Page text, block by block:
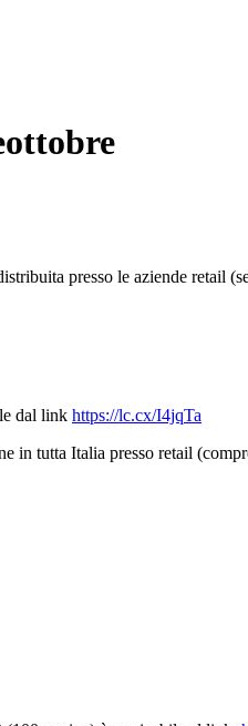
presso le aziende retail
dal link https://lc.cx/I4jqTa
in tutta Italia presso retail